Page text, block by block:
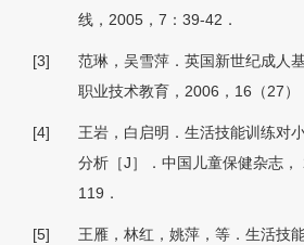
线，2005，7：39-42．
[3]
范琳，吴雪萍．英国新世纪成人
职业技术教育，2006，16（27）
[4]
王岩，白启明．生活技能训练对
分析［J］．中国儿童保健杂志
119．
[5]
王雁，林红，姚萍，等．生活技